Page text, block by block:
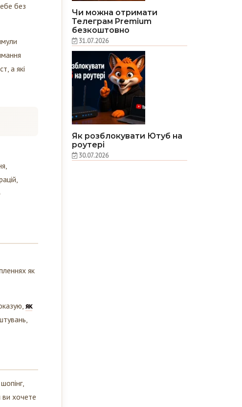
без
а які
як
як
ви хочете
Чи можна отримати
Телеграм Premium
безкоштовно
31.07.2026
Як розблокувати Ютуб на
роутері
30.07.2026